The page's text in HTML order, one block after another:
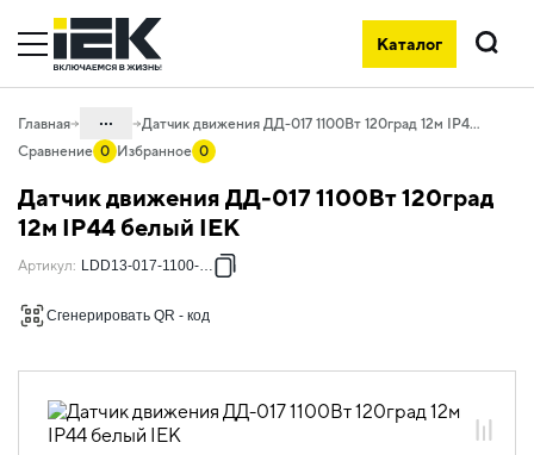
Каталог
Поиск
Главная ...
10. Светотехника
10.07 Управление освещением и
10.07.01 Датчики движения
инфракрасные
Датчик движения ДД-017 1100Вт 120град 12м IP44 белый IEK
Сравнение 0 Избранное 0
Датчик движения ДД-017 1100Вт 120град
12м IP44 белый IEK
Артикул: LDD13-017-1100-001
Сгенерировать QR - код